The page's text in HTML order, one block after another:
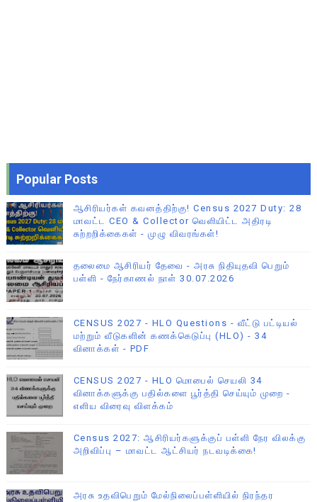
Popular Posts
ஆசிரியர்கள் கவனத்திற்கு! Census 2027 Duty: 28
மாவட்ட CEO & Collector வெளியிட்ட அதிரடி
சுற்றறிக்கைகள் - முழு விவரங்கள்!
தலைமை ஆசிரியர் தேவை - அரசு நிதியுதவி பெறும்
பள்ளி - நேர்காணல் நாள் 30.07.2026
CENSUS 2027 - HLO Questions - வீட்டு பட்டியல்
மற்றும் வீடுகளின் கணக்கெடுப்பு (HLO) - 34
வினாக்கள் - PDF
CENSUS 2027 - HLO மொபைல் செயலி 34
வினாக்களுக்கு பதில்களை பூர்த்தி செய்யும் முறை -
எளிய விரைவு விளக்கம்
Census 2027: ஆசிரியர்களுக்குப் பள்ளி நேர விலக்கு
அறிவிப்பு – மாவட்ட ஆட்சியர் நடவடிக்கை!
அரசு உதவிபெறும் மேல்நிலைப்பள்ளியில் நிரந்தர